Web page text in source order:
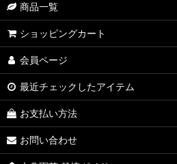
商品一覧
ショッピングカート
会員ページ
最近チェックしたアイテム
お支払い方法
お問い合わせ